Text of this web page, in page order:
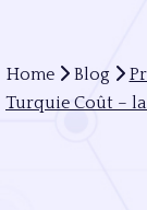
Home Blog
Turquie Coût –